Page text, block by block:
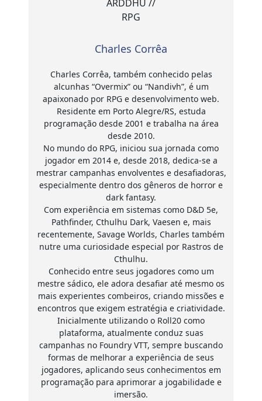
Charles Corrêa
Charles Corrêa, também conhecido pelas
alcunhas “Overmix” ou “Nandivh”, é um
apaixonado por RPG e desenvolvimento web.
Residente em Porto Alegre/RS, estuda
programação desde 2001 e trabalha na área
desde 2010.
No mundo do RPG, iniciou sua jornada como
jogador em 2014 e, desde 2018, dedica-se a
mestrar campanhas envolventes e desafiadoras,
especialmente dentro dos gêneros de horror e
dark fantasy.
Com experiência em sistemas como D&D 5e,
Pathfinder, Cthulhu Dark, Vaesen e, mais
recentemente, Savage Worlds, Charles também
nutre uma curiosidade especial por Rastros de
Cthulhu.
Conhecido entre seus jogadores como um
mestre sádico, ele adora desafiar até mesmo os
mais experientes combeiros, criando missões e
encontros que exigem estratégia e criatividade.
Inicialmente utilizando o Roll20 como
plataforma, atualmente conduz suas
campanhas no Foundry VTT, sempre buscando
formas de melhorar a experiência de seus
jogadores, aplicando seus conhecimentos em
programação para aprimorar a jogabilidade e
imersão.